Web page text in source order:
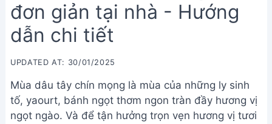
đơn giản tại nhà - Hướng
dẫn chi tiết
UPDATED AT: 30/01/2025
Mùa dâu tây chín mọng là mùa của những ly sinh
tố, yaourt, bánh ngọt thơm ngon tràn đầy hương vị
ngọt ngào. Và để tận hưởng trọn vẹn hương vị tươi